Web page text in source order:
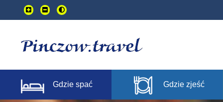
Przejdź
do
treści
głownej
Gdzie spać Gdzie zjeść